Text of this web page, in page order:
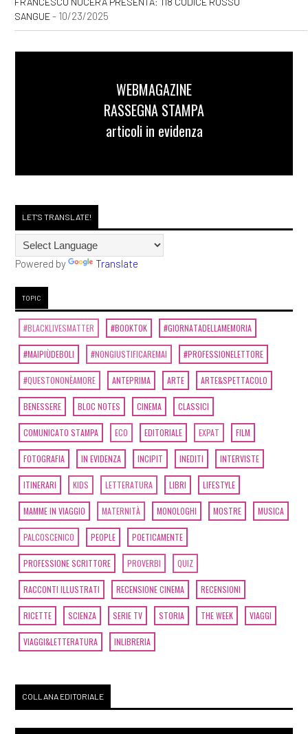
SANGUE- 10/23/2025
WEBMAGAZINE
RASSEGNA STAMPA
articoli in evidenza
LET'S TRANSLATE!
Powered by Translate
TOPIC
#BLACKLIVESMATTER #BOOKTOK #GIORNATADELLAMEMORIA
#MAIPIÙDEBOLI #NONGIUSTIFICAREMAI #PROFESSIONELETTORE
#QUESTONONÈAMORE ANTEPRIMA ARTE ARTE&SPETTACOLO
BENESSERE BLOC NOTES CINEMA CLASSICI
COMUNICATO STAMPA ECO EDITORIALE EXPAT FILM
FOTOGRAFIA IN EVIDENZA INCIPIT INEDITI INTERVISTE
ITINERARI KIDS LETTERATURA LIBRI LIFESTYLE
MAMME IN VIAGGIO MATERNITÀ MONOLOGHI MOSTRE MUSICA
PALCOSCENICO PEOPLE POETICAMENTE
PROFESSIONE SCRITTORE PROVERBI QUIZ
RACCONTI ILLUSTRATI RECENSIONE CINEMA RECENSIONI
RICETTE SCIENZA SERIE TV STORIA THE WEEK VIAGGI
VIAGGI&LETTERATURA INLIBRERIA
COLLANA EDITORIALE